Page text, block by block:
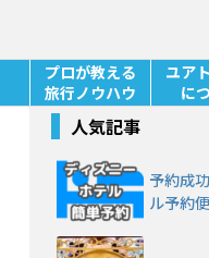
プロが教える
旅行ノウハウ
ユア
に
人気記事
予約成
ル予約